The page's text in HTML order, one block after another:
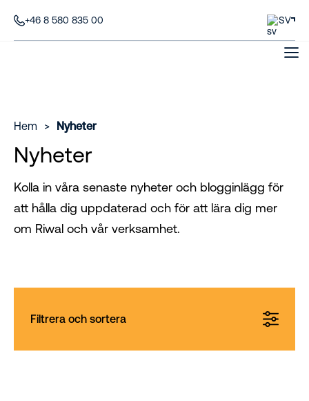
+46 8 580 835 00 SV
Hem > Nyheter
Nyheter
Kolla in våra senaste nyheter och blogginlägg för
att hålla dig uppdaterad och för att lära dig mer
om Riwal och vår verksamhet.
Filtrera och sortera